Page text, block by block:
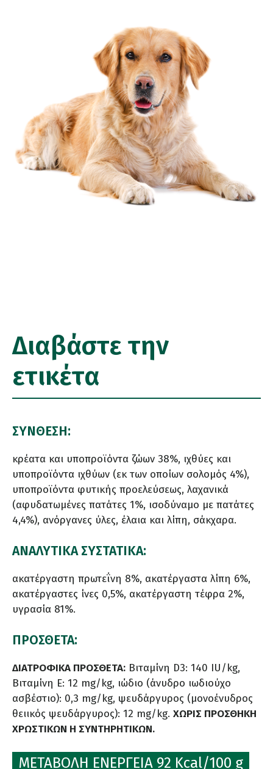
Διαβάστε την
ετικέτα
ΣΥΝΘΕΣΗ:
κρέατα και υποπροϊόντα ζώων 38%, ιχθύες και
υποπροϊόντα ιχθύων (εκ των οποίων σολομός 4%),
υποπροϊόντα φυτικής προελεύσεως, λαχανικά
(αφυδατωμένες πατάτες 1%, ισοδύναμο με πατάτες
4,4%), ανόργανες ύλες, έλαια και λίπη, σάκχαρα.
ΑΝΑΛΥΤΙΚΑ ΣΥΣΤΑΤΙΚΑ:
ακατέργαστη πρωτεΐνη 8%, ακατέργαστα λίπη 6%,
ακατέργαστες ίνες 0,5%, ακατέργαστη τέφρα 2%,
υγρασία 81%.
ΠΡΟΣΘΕΤΑ:
ΔΙΑΤΡΟΦΙΚΑ ΠΡΟΣΘΕΤΑ: Βιταμίνη D3: 140 IU/kg,
Βιταμίνη E: 12 mg/kg, ιώδιο (άνυδρο ιωδιούχο
ασβέστιο): 0,3 mg/kg, ψευδάργυρος (μονοένυδρος
θειικός ψευδάργυρος): 12 mg/kg. ΧΩΡΙΣ ΠΡΟΣΘΗΚΗ
ΧΡΩΣΤΙΚΩΝ Η ΣΥΝΤΗΡΗΤΙΚΩΝ.
ΜΕΤΑΒΟΛΗ ΕΝΕΡΓΕΙΑ 92 Kcal/100 g